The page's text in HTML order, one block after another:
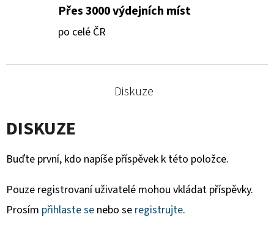
Přes 3000 výdejních míst
po celé ČR
Diskuze
DISKUZE
Buďte první, kdo napíše příspěvek k této položce.
Pouze registrovaní uživatelé mohou vkládat příspěvky.
Prosím přihlaste se nebo se registrujte.